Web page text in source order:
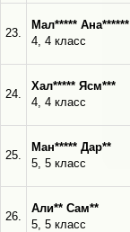
23.
Мал***** Ана******
4, 4 класс
24.
Хал***** Ясм***
4, 4 класс
25.
Ман***** Дар**
5, 5 класс
26.
Али** Сам**
5, 5 класс